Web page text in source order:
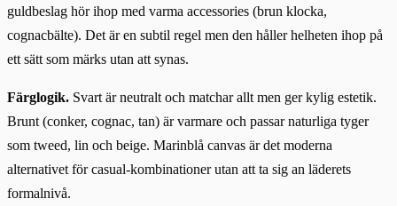
guldbeslag hör ihop med varma accessories (brun klocka,
cognacbälte). Det är en subtil regel men den håller helheten ihop på
ett sätt som märks utan att synas.
Färglogik. Svart är neutralt och matchar allt men ger kylig estetik.
Brunt (conker, cognac, tan) är varmare och passar naturliga tyger
som tweed, lin och beige. Marinblå canvas är det moderna
alternativet för casual-kombinationer utan att ta sig an läderets
formalnivå.